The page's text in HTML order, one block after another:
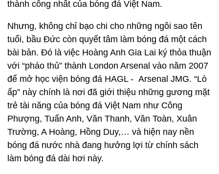
thành công nhất của bóng đá Việt Nam.
Nhưng, không chỉ bạo chi cho những ngôi sao tên
tuổi, bầu Đức còn quyết tâm làm bóng đá một cách
bài bản. Đó là việc Hoàng Anh Gia Lai ký thỏa thuận
với “pháo thủ” thành London Arsenal vào năm 2007
để mở học viện bóng đá HAGL - Arsenal JMG. “Lò
ấp” này chính là nơi đã giới thiệu những gương mặt
trẻ tài năng của bóng đá Việt Nam như Công
Phượng, Tuấn Anh, Văn Thanh, Văn Toàn, Xuân
Trường, A Hoàng, Hồng Duy,… và hiện nay nền
bóng đá nước nhà đang hưởng lợi từ chính sách
làm bóng đá dài hơi này.